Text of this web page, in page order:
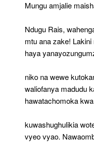
Mungu amjalie
Ndugu Rais,
mtu ana zake!
haya
niko na wewe
waliofanya madudu
hawatachomoka
kuwashughulikia
vyeo vyao.